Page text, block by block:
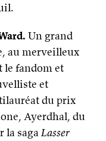
Un grand
au merveilleux
le fandom et
et
du prix
Ayerdhal, du
la sagaLasser